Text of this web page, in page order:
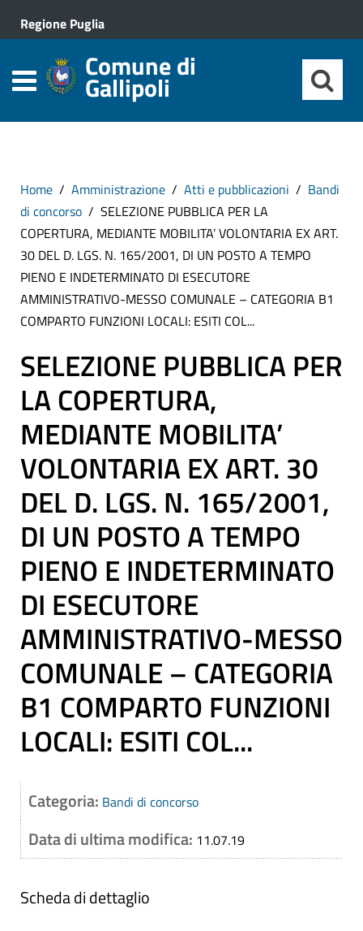
Regione Puglia
Comune di
Gallipoli
Home Amministrazione Atti e pubblicazioni
Bandi
di concorso
SELEZIONE PUBBLICA PER LA
COPERTURA, MEDIANTE MOBILITA’ VOLONTARIA EX ART.
30 DEL D. LGS. N. 165/2001, DI UN POSTO A TEMPO
PIENO E INDETERMINATO DI ESECUTORE
AMMINISTRATIVO-MESSO COMUNALE – CATEGORIA B1
COMPARTO FUNZIONI LOCALI: ESITI COL...
SELEZIONE PUBBLICA PER
LA COPERTURA,
MEDIANTE MOBILITA’
VOLONTARIA EX ART. 30
DEL D. LGS. N. 165/2001,
DI UN POSTO A TEMPO
PIENO E INDETERMINATO
DI ESECUTORE
AMMINISTRATIVO-MESSO
COMUNALE – CATEGORIA
B1 COMPARTO FUNZIONI
LOCALI: ESITI COL...
Categoria: Bandi di concorso
Data di ultima modifica: 11.07.19
Scheda di dettaglio